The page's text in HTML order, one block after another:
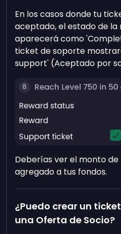
En los casos donde tu
aceptado, el estado de
aparecerá como
ticket de soporte
support' (Aceptado por
Deberías ver el monto
agregado a tus fondos.
¿Puedo crear un
una Oferta de Socio?